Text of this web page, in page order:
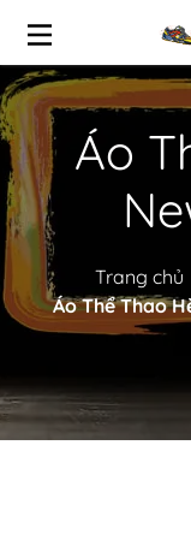
Áo
Trang chủ
Áo Thể Thao Hè